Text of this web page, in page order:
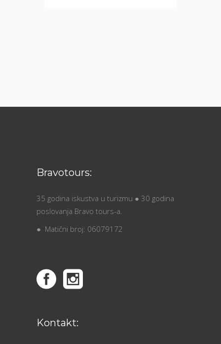
Bravotours:
35 godina iskustva u turizmu ● 30 godina
poslovanja Bravo tours-a.
● Matični broj: 06079172
Kontakt: